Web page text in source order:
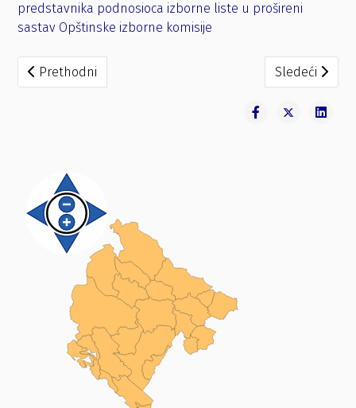
predstavnika podnosioca izborne liste u prošireni
sastav Opštinske izborne komisije
Prethodni članak: Zaključak o ispunjenju uslova za
Prethodni Sledeći
Sledeći